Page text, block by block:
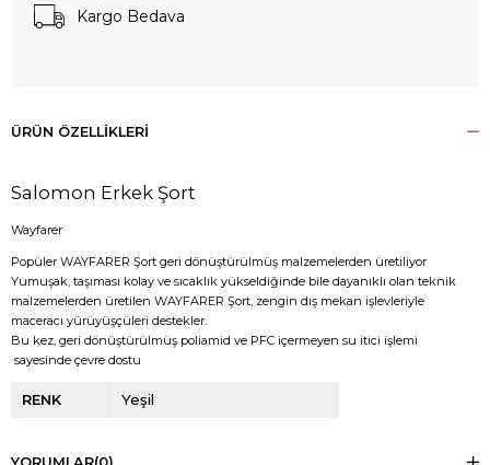
Kargo Bedava
ÜRÜN ÖZELLIKLERI
Salomon Erkek Şort
Wayfarer
Popüler WAYFARER Şort geri dönüştürülmüş malzemelerden üretiliyor
Yumuşak, taşıması kolay ve sıcaklık yükseldiğinde bile dayanıklı olan teknik
malzemelerden üretilen WAYFARER Şort, zengin dış mekan işlevleriyle
maceracı yürüyüşçüleri destekler.
Bu kez, geri dönüştürülmüş poliamid ve PFC içermeyen su itici işlemi
sayesinde çevre dostu
RENK Yeşil